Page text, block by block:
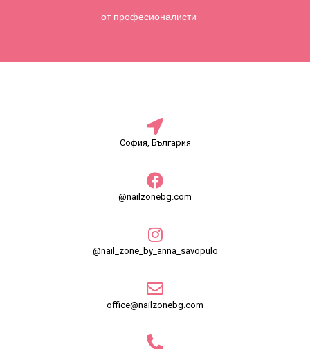
от професионалисти
София, България
@nailzonebg.com
@nail_zone_by_anna_savopulo
office@nailzonebg.com